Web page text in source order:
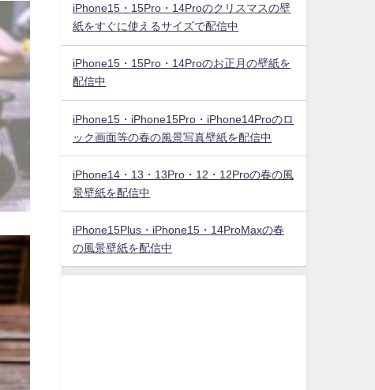
iPhone15・15Pro・14Proのクリスマスの壁
紙をすぐに使えるサイズで配信中
iPhone15・15Pro・14Proのお正月の壁紙を
配信中
iPhone15・iPhone15Pro・iPhone14Proのロ
ック画面等の春の風景写真壁紙を配信中
iPhone14・13・13Pro・12・12Proの春の風
景壁紙を配信中
iPhone15Plus・iPhone15・14ProMaxの春
の風景壁紙を配信中